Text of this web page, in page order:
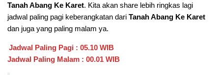
Tanah Abang Ke Karet. Kita akan share lebih ringkas lagi
jadwal paling pagi keberangkatan dari Tanah Abang Ke Karet
dan juga yang paling malam ya.
Jadwal Paling Pagi : 05.10 WIB
Jadwal Paling Malam : 00.01 WIB